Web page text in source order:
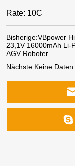
Rate: 10C
Bisherige:VBpower
23,1V 16000mAh Li-
AGV Roboter
Nächste:Keine